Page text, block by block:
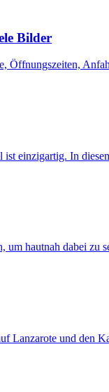
Bilder
Öffnungszeiten,
ist einzigartig. In
um hautnah dabei zu
Lanzarote und den